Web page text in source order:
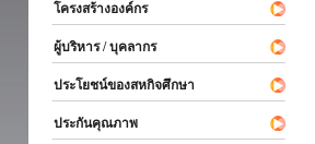
โครงสร้างองค์กร
ผู้บริหาร / บุคลากร
ประโยชน์ของสหกิจศึกษา
ประกันคุณภาพ